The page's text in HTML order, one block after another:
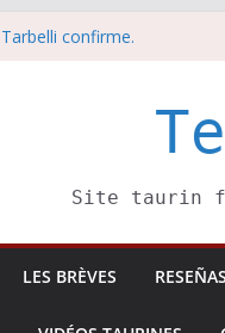
confirme.
Site taurin
LES BRÈVES RESEÑAS